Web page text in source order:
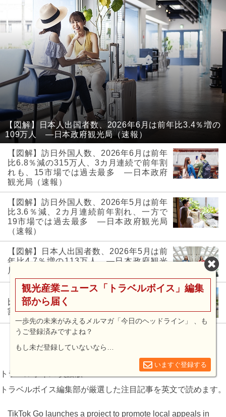
【図解】日本人出国者数、2026年6月は前年比3.4％増の
109万人 ―日本政府観光局（速報）
【図解】訪日外国人数、2026年6月は前年
比6.8％減の315万人、3カ月連続で前年割
れも、15市場では過去最多 ―日本政府
観光局（速報）
【図解】訪日外国人数、2026年5月は前年
比3.6％減、2カ月連続前年割れ、一方で
19市場では過去最多 ―日本政府観光局
（速報）
【図解】日本人出国者数、2026年5月は前
年比4.7％増の113万人 ―日本政府観光
局（速報）
【図解】訪日外国人数、2026年4月は前年
比5.5％減369万人、1～4月累計でも前年
割れ ―日本政府観光局（速報）
もっと見る
トラベルボイス 英語版
トラベルボイス編集部が厳選した注目記事を英文で読めます。
TikTok Go launches a project to promote local appeals in
観光産業ニュース「トラベルボイス」編集
部から届く
一歩先の未来がみえるメルマガ「今日のヘッドライン」 、も
うご登録済みですよね？
もし未だ登録していないなら…
いますぐ登録する